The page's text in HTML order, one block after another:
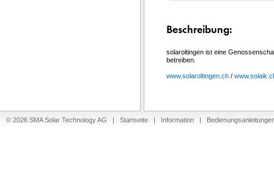
Beschreibung:
solaroltingen ist eine
betreiben.
www.solaroltingen.ch /
© 2026 SMA Solar Technology AG | Startseite | Information |